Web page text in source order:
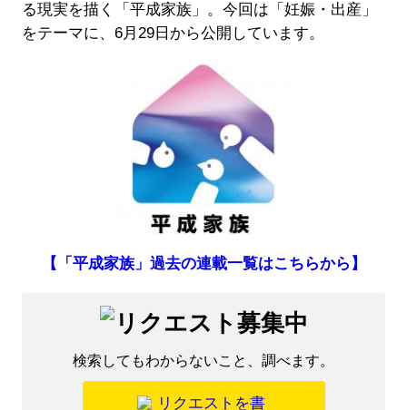
る現実を描く「平成家族」。今回は「妊娠・出産」
をテーマに、6月29日から公開しています。
【「平成家族」過去の連載一覧はこちらから】
検索してもわからないこと、調べます。